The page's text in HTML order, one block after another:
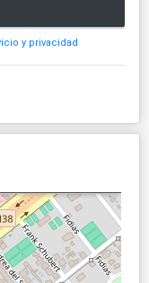
y privacidad